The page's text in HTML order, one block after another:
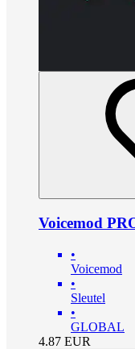
Voicemod
•
Voicemod
•
Sleutel
•
GLOBAL
4.87 EUR